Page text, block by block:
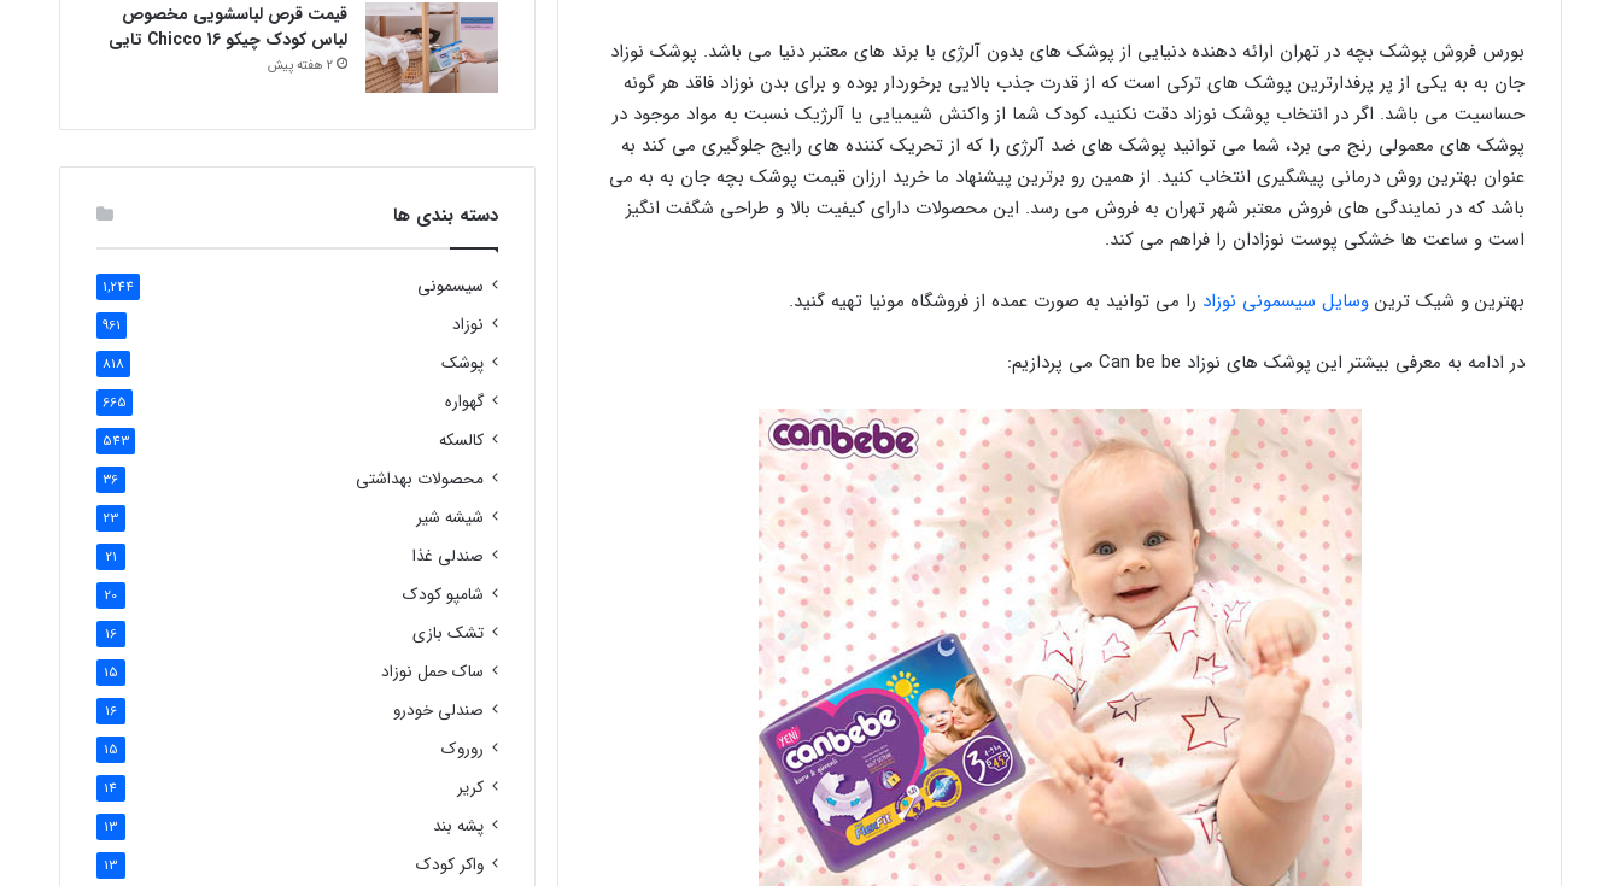
بورس فروش پوشک بچه در تهران ارائه دهنده دنیایی از پوشک های بدون آلرژی با برند های معتبر دنیا می باشد. پوشک نوزاد
جان به به یکی از پر پرفدارترین پوشک های ترکی است که از قدرت جذب بالایی برخوردار بوده و برای بدن نوزاد فاقد هر گونه
حساسیت می باشد. اگر در انتخاب پوشک نوزاد دقت نکنید، کودک شما از واکنش شیمیایی یا آلرژیک نسبت به مواد موجود در
پوشک های معمولی رنج می برد، شما می توانید پوشک های ضد آلرژی را که از تحریک کننده های رایج جلوگیری می کند به
عنوان بهترین روش درمانی پیشگیری انتخاب کنید. از همین رو برترین پیشنهاد ما خرید ارزان قیمت پوشک بچه جان به به می
باشد که در نمایندگی های فروش معتبر شهر تهران به فروش می رسد. این محصولات دارای کیفیت بالا و طراحی شگفت انگیز
است و ساعت ها خشکی پوست نوزادان را فراهم می کند‌.
بهترین و شیک ترین وسایل سیسمونی نوزاد را می توانید به صورت عمده از فروشگاه مونیا تهیه گنید.
در ادامه به معرفی بیشتر این پوشک های نوزاد Can be be می پردازیم:
قیمت قرص لباسشویی مخصوص
لباس کودک چیکو Chicco 16 تایی
2 هفته پیش
دسته بندی ها
سیسمونی 1,244
نوزاد 961
پوشک 818
گهواره 665
کالسکه 543
محصولات بهداشتی 36
شیشه شیر 23
صندلی غذا 21
شامپو کودک 20
تشک بازی 16
ساک حمل نوزاد 15
صندلی خودرو 16
روروک 15
کریر 14
پشه بند 13
واکر کودک 13